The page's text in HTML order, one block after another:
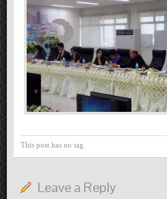
This post has no tag
Leave a Reply